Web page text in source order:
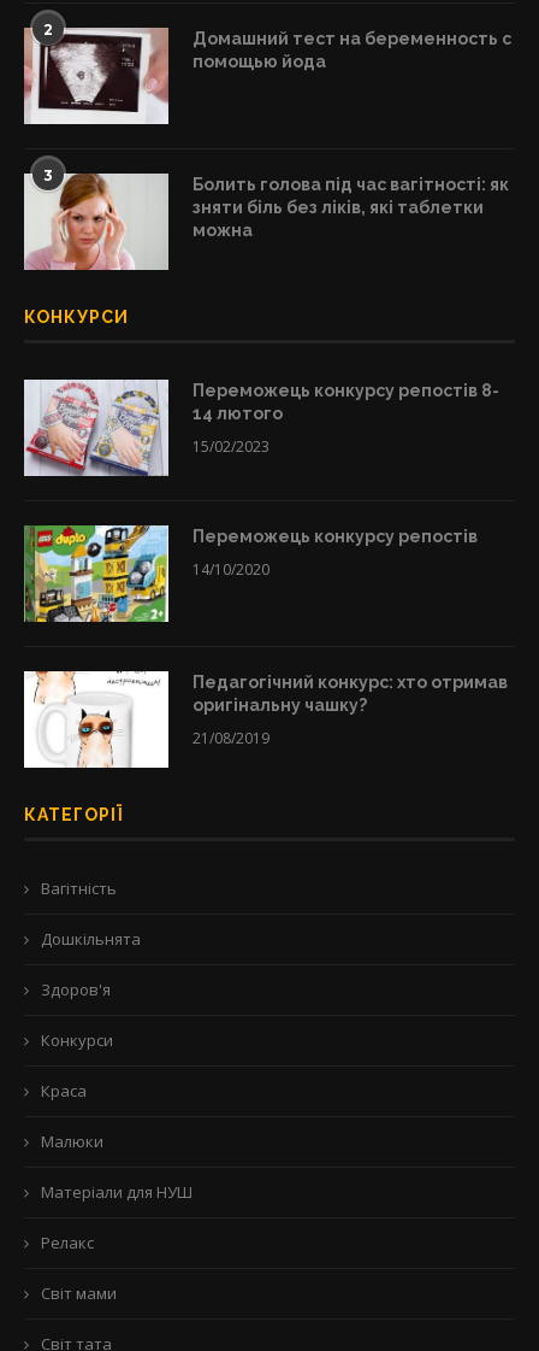
2
Домашний тест на беременность с
помощью йода
3
Болить голова під час вагітності: як
зняти біль без ліків, які таблетки
можна
КОНКУРСИ
Переможець конкурсу репостів 8-
14 лютого
15/02/2023
Переможець конкурсу репостів
14/10/2020
Педагогічний конкурс: хто отримав
оригінальну чашку?
21/08/2019
КАТЕГОРІЇ
Вагітність
Дошкільнята
Здоров'я
Конкурси
Краса
Малюки
Матеріали для НУШ
Релакс
Світ мами
Світ тата